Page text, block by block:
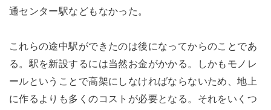
通センター駅などもなかった。
これらの途中駅ができたのは後になってからのことであ
る。駅を新設するには当然お金がかかる。しかもモノレ
ールということで高架にしなければならないため、地上
に作るよりも多くのコストが必要となる。それをいくつ